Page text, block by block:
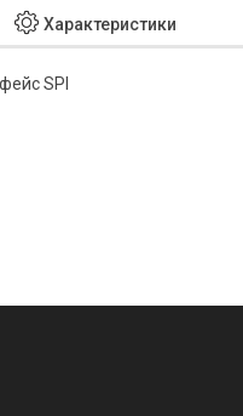
Характеристики
SPI